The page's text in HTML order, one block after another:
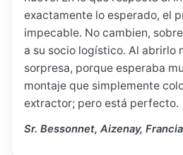
exactamente lo esperado, el
impecable. No cambien,
a su socio logístico. Al abrirlo
sorpresa, porque esperaba
montaje que simplemente
extractor; pero está perfecto.
Sr. Bessonnet, Aizenay, Francia